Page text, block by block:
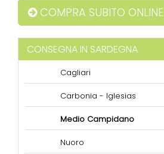
COMPRA SUBITO ONLINE
CONSEGNA IN SARDEGNA
Cagliari
Carbonia - Iglesias
Medio Campidano
Nuoro